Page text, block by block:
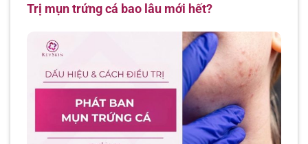
Trị mụn trứng cá bao lâu mới hết?